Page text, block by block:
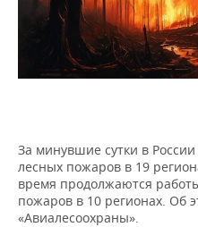
НЕФТЕХИМИЯ
НЕФТЬ
РОЗНИЧНАЯ ТОРГОВЛЯ
ТРАНСПОРТ
НОВОСТИ ТЕХНОЛОГИЙ
IT
ТЕЛЕКОММУНИКАЦИИ
МЕРОПРИЯТИЯ
НОВОСТИ
БИЗНЕС-БРАНЧИ
ONLINE-КОНФЕРЕНЦИИ
СПОРТ
ФУТБОЛ
ХОККЕЙ
НОВОСТИ ОБЩЕСТВА
ВЛАСТЬ
ФОТОГАЛЕРЕЯ
СЮЖЕТЫ
За минувшие сутки в
лесных пожаров в 19
время продолжаются
пожаров в 10 регионах. Об
«Авиалесоохраны».